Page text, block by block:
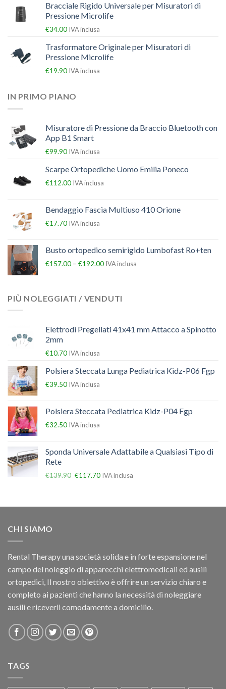
Bracciale Rigido Universale per Misuratori di
Pressione Microlife
€34.00 IVA inclusa
Trasformatore Originale per Misuratori di
Pressione Microlife
€19.90 IVA inclusa
IN PRIMO PIANO
Misuratore di Pressione da Braccio Bluetooth con
App B1 Smart
€99.90 IVA inclusa
Scarpe Ortopediche Uomo Emilia Poneco
€112.00 IVA inclusa
Bendaggio Fascia Multiuso 410 Orione
€17.70 IVA inclusa
Busto ortopedico semirigido Lumbofast Ro+ten
€157.00 – €192.00 IVA inclusa
PIÙ NOLEGGIATI / VENDUTI
Elettrodi Pregellati 41x41 mm Attacco a Spinotto
2mm
€10.70 IVA inclusa
Polsiera Steccata Lunga Pediatrica Kidz-P06 Fgp
€39.50 IVA inclusa
Polsiera Steccata Pediatrica Kidz-P04 Fgp
€32.50 IVA inclusa
Sponda Universale Adattabile a Qualsiasi Tipo di
Rete
€139.90 €117.70 IVA inclusa
CHI SIAMO
Rental Therapy una società solida e in forte espansione nel
campo del noleggio di apparecchi elettromedicali ed ausili
ortopedici, Il nostro obiettivo è offrire un servizio chiaro e
completo ai pazienti che hanno la necessità di noleggiare
ausili e riceverli comodamente a domicilio.
TAGS